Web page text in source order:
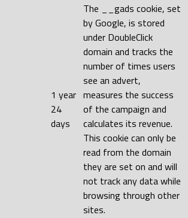
1 year
24
days
The __gads cookie, set
by Google, is stored
under DoubleClick
domain and tracks the
number of times users
see an advert,
measures the success
of the campaign and
calculates its revenue.
This cookie can only be
read from the domain
they are set on and will
not track any data while
browsing through other
sites.